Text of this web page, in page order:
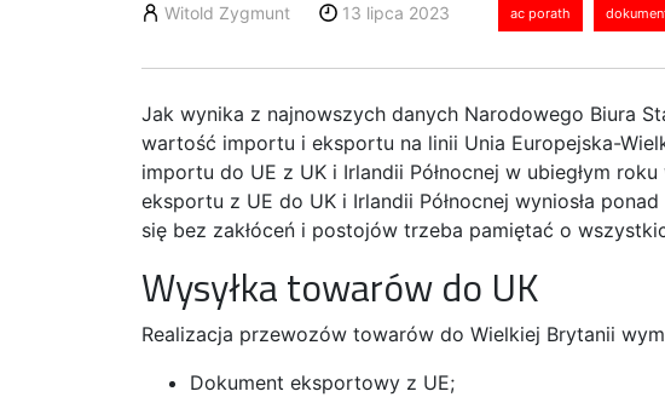
Witold Zygmunt 13 lipca 2023 ac porath
Jak wynika z najnowszych danych Narodowego Biura
wartość importu i eksportu na linii Unia Europejska-
importu do UE z UK i Irlandii Północnej w ubiegłym
eksportu z UE do UK i Irlandii Północnej wyniosła
się bez zakłóceń i postojów trzeba pamiętać o
Wysyłka towarów do UK
Realizacja przewozów towarów do Wielkiej Brytanii
Dokument eksportowy z UE;